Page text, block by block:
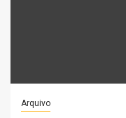
Arquivo